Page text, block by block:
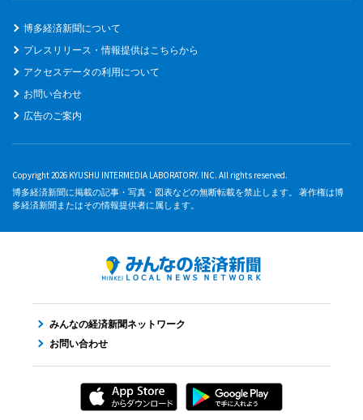
博多経済新聞について
プレスリリース・情報提供はこちらから
アクセスデータの利用について
お問い合わせ
広告のご案内
Copyright 2026 KYUSHU INTERMEDIA LABORATORY. INC. All rights reserved.
博多経済新聞に掲載の記事・写真・図表などの無断転載を禁止します。 著作権は博
多経済新聞またはその情報提供者に属します。
みんなの経済新聞ネットワーク
お問い合わせ